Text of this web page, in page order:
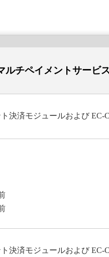
チペイメントサービ
決済モジュールおよび EC-
決済モジュールおよび EC-